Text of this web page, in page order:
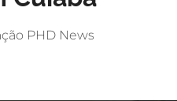
PHD News